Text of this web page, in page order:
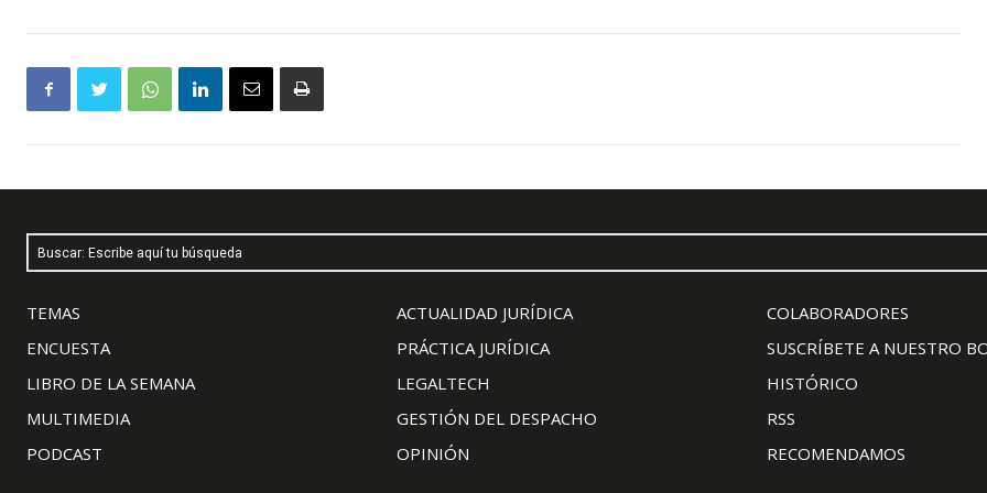
Buscar: Escribe aquí tu búsqueda
TEMAS
ENCUESTA
LIBRO DE LA SEMANA
MULTIMEDIA
PODCAST
ACTUALIDAD JURÍDICA
PRÁCTICA JURÍDICA
LEGALTECH
GESTIÓN DEL DESPACHO
OPINIÓN
COLABORADORES
SUSCRÍBETE A NUESTRO
HISTÓRICO
RSS
RECOMENDAMOS